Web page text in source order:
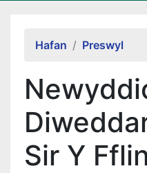
Hafan Preswyl
Sir Y